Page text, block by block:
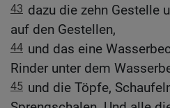
43 dazu die zehn Gestelle
auf den Gestellen,
44 und das eine
Rinder unter dem
45 und die Töpfe,